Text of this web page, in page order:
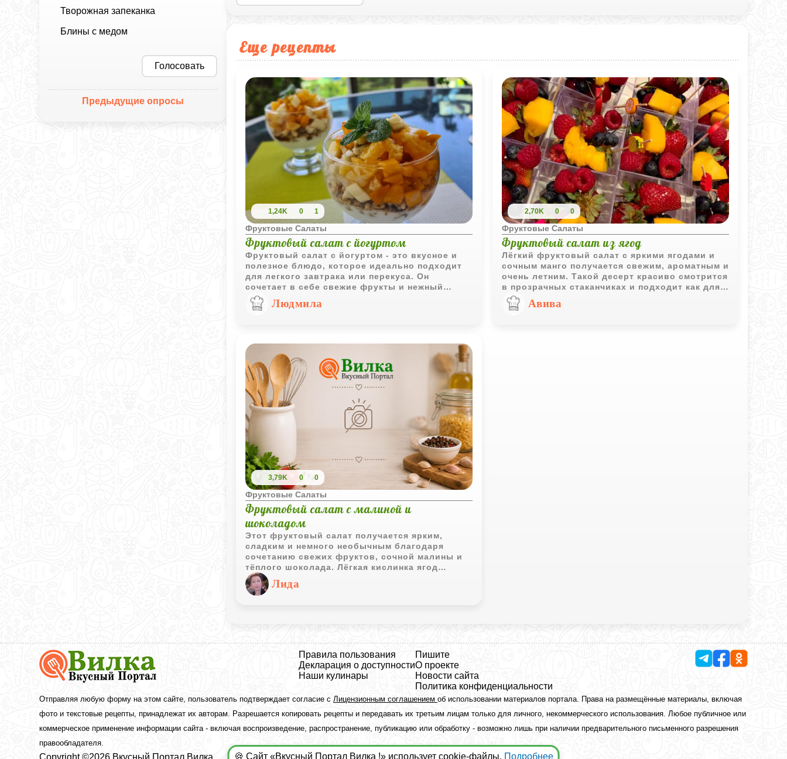
Творожная запеканка
Блины с медом
Голосовать
Предыдущие опросы
Еще рецепты
1,24K 0 1
Фруктовые Салаты
Фруктовый салат с йогуртом
Фруктовый салат с йогуртом - это вкусное и
полезное блюдо, которое идеально подходит
для легкого завтрака или перекуса. Он
сочетает в себе свежие фрукты и нежный
йогурт, создавая идеальный баланс сладости и
кислинкиЛюдмила
2,70K 0 0
Фруктовые Салаты
Фруктовый салат из ягод
Лёгкий фруктовый салат с яркими ягодами и
сочным манго получается свежим, ароматным и
очень летним. Такой десерт красиво смотрится
в прозрачных стаканчиках и подходит как для
праздничного стола, так и для быстрого
освежающего перекуса.
Авива
3,79K 0 0
Фруктовые Салаты
Фруктовый салат с малиной и
шоколадом
Этот фруктовый салат получается ярким,
сладким и немного необычным благодаря
сочетанию свежих фруктов, сочной малины и
тёплого шоколада. Лёгкая кислинка ягод
отлично дополняет бананы и ананас, а шоколад
делает десерт особенно уютным.
Лида
Вкусный
Портал
Вилка
рецепты
фото
Правила пользования
Декларация о доступности
Наши кулинары
Пишите
О проекте
Новости сайта
Политика конфиденциальности
Отправляя любую форму на этом сайте, пользователь подтверждает согласие сЛицензионным соглашениемоб использовании материалов портала. Права на размещённые материалы, включая
фото и текстовые рецепты, принадлежат их авторам. Разрешается копировать рецепты и передавать их третьим лицам только для личного, некоммерческого использования. Любое публичное или
коммерческое применение информации сайта - включая воспроизведение, распространение, публикацию или обработку - возможно лишь при наличии предварительного письменного разрешения
правообладателя.
Copyright ©2026 Вкусный Портал Вилка 🍪 Сайт «Вкусный Портал Вилка !» использует cookie-файлы. Подробнее